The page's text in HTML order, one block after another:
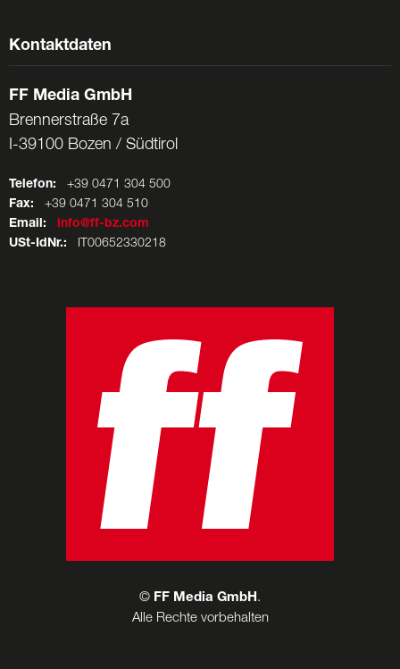
Kontaktdaten
FF Media GmbH
Brennerstraße 7a
I-39100 Bozen / Südtirol
Telefon: +39 0471 304 500
Fax: +39 0471 304 510
Email:
info@ff-bz.com
USt-IdNr.: IT00652330218
© FF Media GmbH .
Alle Rechte vorbehalten